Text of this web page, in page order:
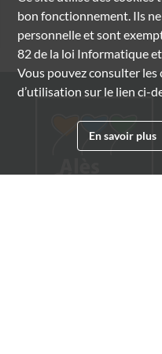
bon fonctionnement. Ils
personnelle et sont
82 de la loi Informatique
Vous pouvez consulter
d’utilisation sur le lien ci-
En savoir plus